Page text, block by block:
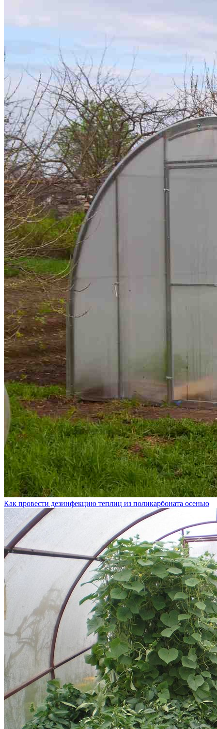
Как провести дезинфекцию теплиц из поликарбоната осенью